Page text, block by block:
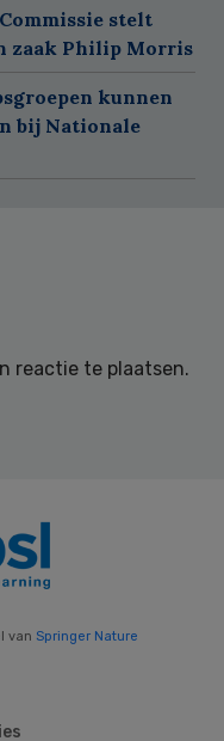
stelt
zaak Philip Morris
kunnen
bij Nationale
reactie te plaatsen.
van Springer Nature